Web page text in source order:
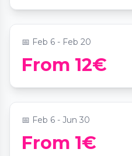
📍Ancienne Patinoire de
📅 Feb 6 - Feb 20
From 12€
stand-up
📍Golden Comedy Club
📅 Feb 6 - Jun 30
From 1€
Candlelight : le